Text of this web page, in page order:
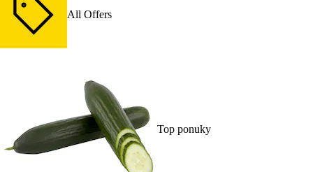
All Offers
Top ponuky